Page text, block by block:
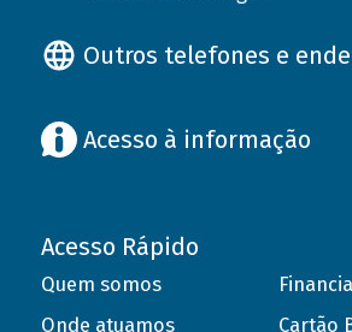
Outros telefones e
Acesso à informação
Acesso Rápido
Quem somos
Onde atuamos
Cartão